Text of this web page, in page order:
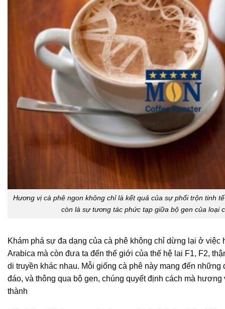
Hương vị cà phê ngon không chỉ là kết quả của sự phối trộn tinh
còn là sự tương tác phức tạp giữa bộ gen của loại
Khám phá sự đa dạng của cà phê không chỉ dừng lại ở việc
Arabica mà còn đưa ta đến thế giới của thế hệ lai F1, F2,
di truyền khác nhau. Mỗi giống cà phê này mang đến
đáo, và thông qua bộ gen, chúng quyết định cách mà
thành